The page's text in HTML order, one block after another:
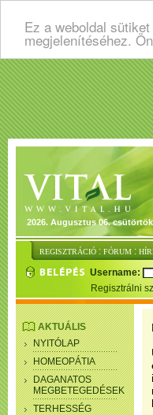
Ez a weboldal
megjelenítéséhez.
2026. Augusztus 06. csütörtök
REGISZTRÁCIÓ : FÓRUM :
Username:
Regisztrálni
AKTUÁLIS
NYITÓLAP
HOMEOPÁTIA
DAGANATOS
MEGBETEGEDÉSEK
TERHESSÉG